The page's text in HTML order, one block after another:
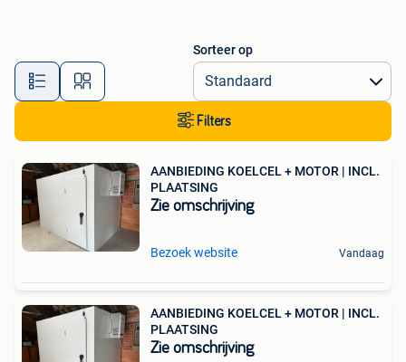
Sorteer op
Filters
AANBIEDING KOELCEL + MOTOR | INCL.
PLAATSING
Zie omschrijving
Bezoek website Vandaag
AANBIEDING KOELCEL + MOTOR | INCL.
PLAATSING
Zie omschrijving